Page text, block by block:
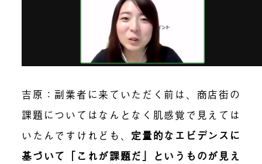
吉原： 副業者に来ていただく前は、商店街の
課題についてはなんとなく肌感覚で見えては
いたんですけれども、 定量的なエビデンスに
基づいて「これが課題だ」というものが見え